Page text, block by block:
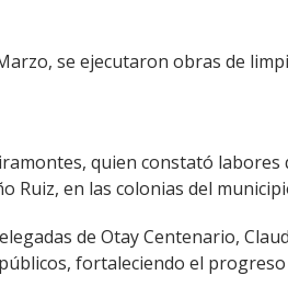
se ejecutaron obras de
quien constató
Ruiz, en las colonias del
de Otay Centenario,
fortaleciendo el